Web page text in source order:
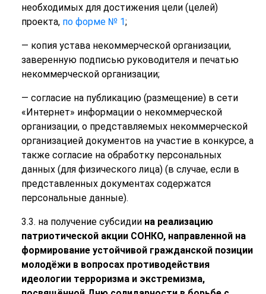
необходимых для достижения цели (целей)
проекта, по форме № 1;
— копия устава некоммерческой организации,
заверенную подписью руководителя и печатью
некоммерческой организации;
— согласие на публикацию (размещение) в сети
«Интернет» информации о некоммерческой
организации, о представляемых некоммерческой
организацией документов на участие в конкурсе, а
также согласие на обработку персональных
данных (для физического лица) (в случае, если в
представленных документах содержатся
персональные данные).
3.3. на получение субсидии на реализацию
патриотической акции СОНКО, направленной на
формирование устойчивой гражданской позиции
молодёжи в вопросах противодействия
идеологии терроризма и экстремизма,